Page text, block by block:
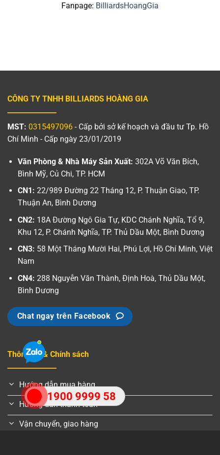
1900 9999 58
Fanpage: BilliardsHoangGia
CÔNG TY TNHH BILLIARDS HOÀNG GIA
MST: 0315497096 - Cấp bởi sở kế hoạch và đầu tư Tp. Hồ
Chí Minh - Cấp ngày 23/01/2019
Văn Phòng & Nhà Máy Sản Xuất: 302A Võ Văn Bích,
Bình Mỹ, Củ Chi, TP. HCM
CN1: 22/989 Đường 22 Tháng 12, P. Thuận Giao, TP.
Thuận An, Bình Dương
CN2: 18A Đường Ngô Gia Tự, KDC Chánh Nghĩa, Tổ 9,
Khu 12, P. Chánh Nghĩa, TP. Thủ Dầu Một, Bình Dương
CN3: 58 Một Tháng Mười Hai, Phú Lợi, Hồ Chí Minh, Việt
Nam
CN4: 288 Nguyễn Văn Thành, Định Hoà, Thủ Dầu Một,
Bình Dương
Chat ngay trên Facebook
Thông tin & Chính sách
Hướng dẫn mua hàng
Hướng dẫn thanh toán
Vận chuyển, giao hàng